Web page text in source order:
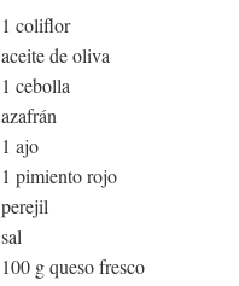
1 coliflor
aceite de oliva
1 cebolla
azafrán
1 ajo
1 pimiento rojo
perejil
sal
100 g queso fresco